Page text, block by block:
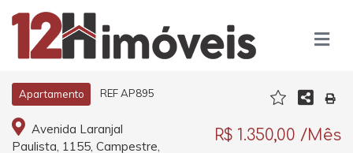
Apartamento REF AP895
Avenida Laranjal
Paulista, 1155, Campestre,
R$ 1.350,00 /Mês